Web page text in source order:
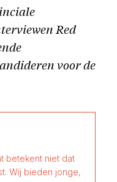
Red
voor de
betekent niet dat
Wij bieden jonge,